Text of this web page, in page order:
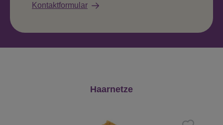
Kontaktformular
Produktgalerie überspringen
Haarnetze